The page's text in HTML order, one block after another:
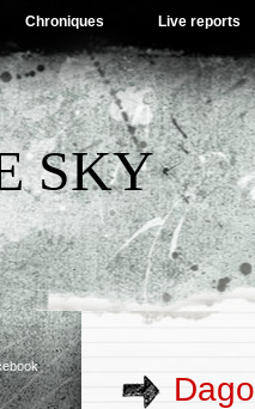
Chroniques Live reports
SKY